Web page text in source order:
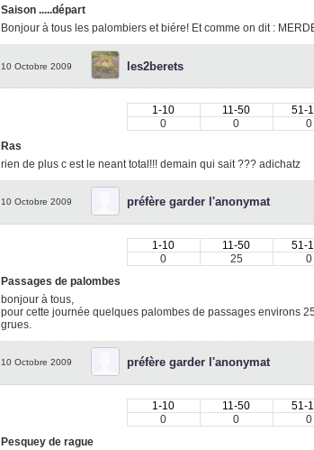
Saison .....départ
Bonjour à tous les palombiers et biére! Et comme on dit :
10 Octobre 2009 les2berets
1-10 11-50 51-
0
0 0
Ras
rien de plus c est le neant total!!! demain qui sait ??? adichatz
10 Octobre 2009 préfère garder l'anonymat
1-10 11-50 51-
0
25 0
Passages de palombes
bonjour à tous,
pour cette journée quelques palombes de passages environs
grues.
10 Octobre 2009 préfère garder l'anonymat
1-10 11-50 51-
0
0 0
Pesquey de rague